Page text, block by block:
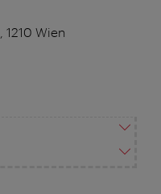
Wien